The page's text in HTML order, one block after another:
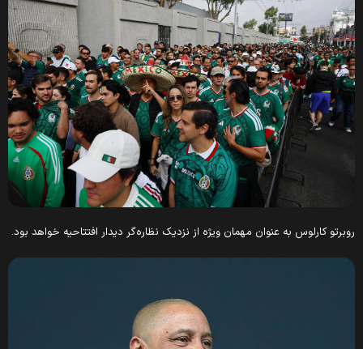
روبرتو کارلوس به عنوان مهمان ویژه از نزدیک نظاره‌گر دیدار افتتاحیه خواهد بود.